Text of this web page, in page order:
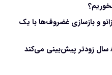
زانو و بازسازی غضروف‌ها با یک